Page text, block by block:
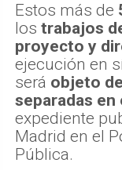
Estos más de
los trabajos
proyecto y
ejecución en
será objeto
separadas
expediente
Madrid en el
Pública.